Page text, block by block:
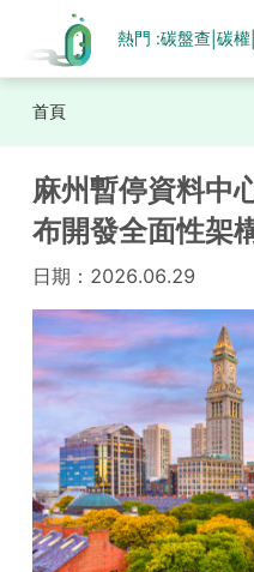
熱門 :碳盤查 碳權|
首頁
麻州暫停資料中
布開發全面性架
日期： 2026.06.29